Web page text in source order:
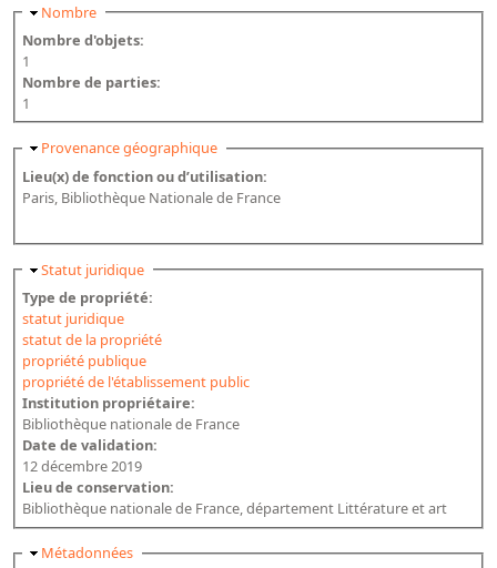
Masquer
Nombre
Nombre d'objets:
1
Nombre de parties:
1
Masquer
Provenance géographique
Lieu(x) de fonction ou d’utilisation:
Paris, Bibliothèque Nationale de France
Masquer
Statut juridique
Type de propriété:
statut juridique
statut de la propriété
propriété publique
propriété de l'établissement public
Institution propriétaire:
Bibliothèque nationale de France
Date de validation:
12 décembre 2019
Lieu de conservation:
Bibliothèque nationale de France, département Littérature et art
Masquer
Métadonnées